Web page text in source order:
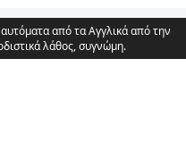
από τα Αγγλικά από την
λάθος, συγνώμη.
v3